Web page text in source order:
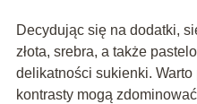
Decydując się na dodatki,
złota, srebra, a także
delikatności sukienki.
kontrasty mogą